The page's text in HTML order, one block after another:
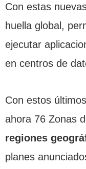
Con estas
huella global,
ejecutar
en centros de
Con estos
ahora 76 Zonas
regiones
planes